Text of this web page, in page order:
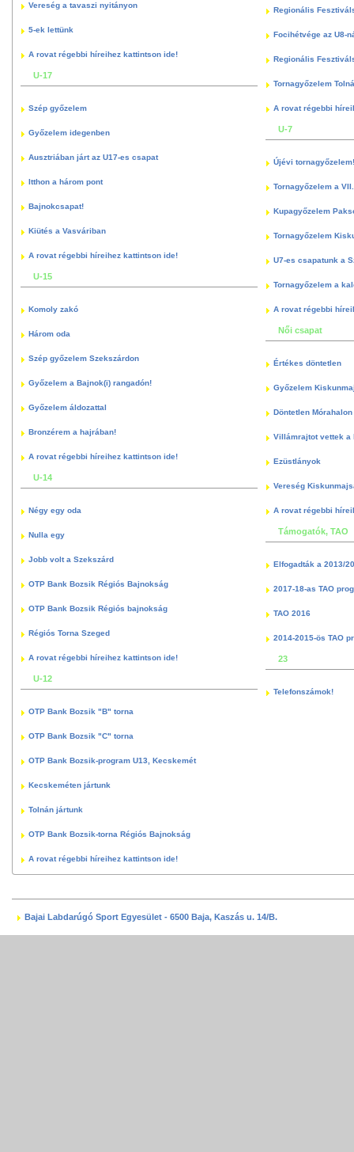
Vereség a tavaszi nyitányon
5-ek lettünk
A rovat régebbi híreihez kattintson ide!
U-17
Szép győzelem
Győzelem idegenben
Ausztriában járt az U17-es csapat
Itthon a három pont
Bajnokcsapat!
Kiütés a Vasváriban
A rovat régebbi híreihez kattintson ide!
U-15
Komoly zakó
Három oda
Szép győzelem Szekszárdon
Győzelem a Bajnok(i) rangadón!
Győzelem áldozattal
Bronzérem a hajrában!
A rovat régebbi híreihez kattintson ide!
U-14
Négy egy oda
Nulla egy
Jobb volt a Szekszárd
OTP Bank Bozsik Régiós Bajnokság
OTP Bank Bozsik Régiós bajnokság
Régiós Torna Szeged
A rovat régebbi híreihez kattintson ide!
U-12
OTP Bank Bozsik "B" torna
OTP Bank Bozsik "C" torna
OTP Bank Bozsik-program U13, Kecskemét
Kecskeméten jártunk
Tolnán jártunk
OTP Bank Bozsik-torna Régiós Bajnokság
A rovat régebbi híreihez kattintson ide!
Regionális
Focihétvége az U8-
Regionális
Tornagyőzelem
A rovat régebbi
U-7
Újévi tornagyőzelem!
Tornagyőzelem a
Kupagyőzelem
Tornagyőzelem
U7-es csapatunk a
Tornagyőzelem a
A rovat régebbi
Női csapat
Értékes döntetlen
Győzelem
Döntetlen
Villámrajtot vettek a
Ezüstlányok
Vereség
A rovat régebbi
Támogatók, TAO
Elfogadták a 2013/
2017-18-as TAO
TAO 2016
2014-2015-ös TAO
23
Telefonszámok!
Bajai Labdarúgó Sport Egyesület - 6500 Baja, Kaszás u. 14/B.